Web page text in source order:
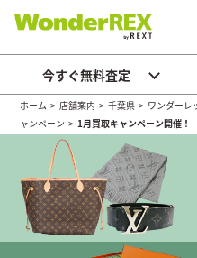
今すぐ無料査定
ホーム >店舗案内 >千葉県 > ワンダーレ
ャンペーン >1月買取キャンペーン開催！